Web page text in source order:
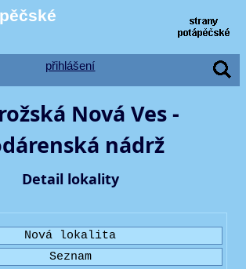
přihlášení
Nová Ves -
nádrž
Detail lokality